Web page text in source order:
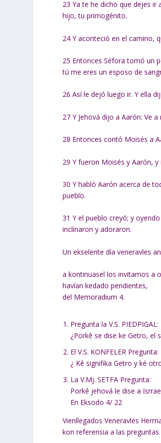
23Ya te he dicho que dejes
hijo, tu primogénito.
24Y aconteció en el camino,
25 Entonces Séfora tomó un
tú me eres un esposo de
26Así le dejó luego ir. Y ella
27Y Jehová dijo a Aarón: Ve
28 Entonces contó Moisés a
29Y fueron Moisés y Aarón,
30Y habló Aarón acerca de
pueblo.
31Y el pueblo creyó; y
inclinaron y adoraron.
Un ekselente día veneravles
a kontinuasel los invitamos a
havían kedado pendientes,
del Memoradium 4.
Pregunta la V.S. PIEDPIGAL:
¿Porkê se dise ke Getro, el
El V.S. KONFELER Pregunta:
¿ Kê signifika Getro y ké
La V.Mj. SETFA Pregunta:
Porkê jehová le dise a
En Eksodo 4/ 22
Vienllegados Veneravles
kon referensia a las